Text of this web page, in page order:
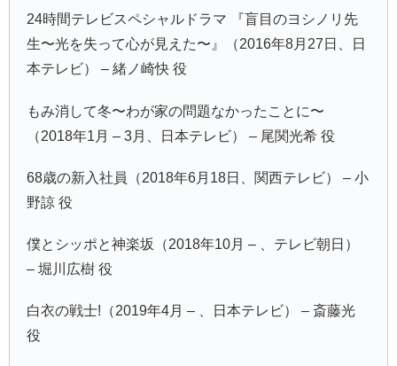
24時間テレビスペシャルドラマ 『盲目のヨシノリ先
生〜光を失って心が見えた〜』（2016年8月27日、日
本テレビ） – 緒ノ崎快 役
もみ消して冬〜わが家の問題なかったことに〜
（2018年1月 – 3月、日本テレビ） – 尾関光希 役
68歳の新入社員（2018年6月18日、関西テレビ） – 小
野諒 役
僕とシッポと神楽坂（2018年10月 – 、テレビ朝日）
– 堀川広樹 役
白衣の戦士!（2019年4月 – 、日本テレビ） – 斎藤光
役